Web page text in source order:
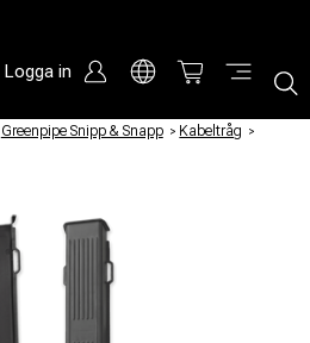
Logga in
Greenpipe Snipp & Snapp / Kabeltråg /